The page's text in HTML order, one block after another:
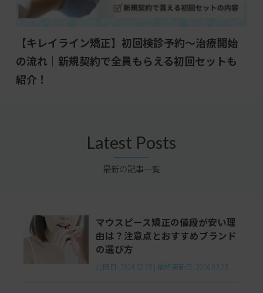
【キレイライン矯正】初回検診予約～治療開始
の流れ｜新規契約で全員もらえる初回セットも
紹介！
Latest Posts
最新の記事一覧
マウスピース矯正の値段が安い理
由は？注意点とおすすめブランド
の選び方
公開日: 2024.12.25| 最終更新日: 2026.03.23